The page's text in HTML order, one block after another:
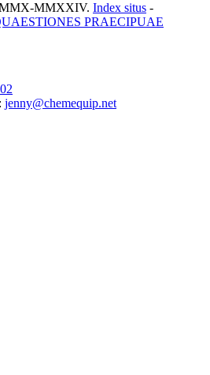
MMX-MMXXIV. Index situs -
PRAECIPUAE
jenny@chemequip.net